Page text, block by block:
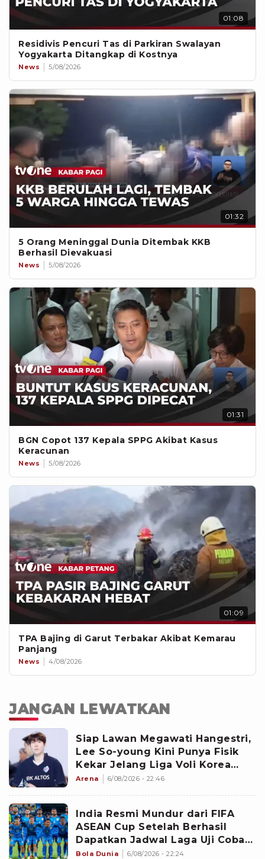
01:08
Residivis Pencuri Tas di Parkiran Swalayan
Yogyakarta Ditangkap di Kostnya
News 5/08/2026
01:32
5 Orang Meninggal Dunia Ditembak KKB
Berhasil Dievakuasi
News 5/08/2026
01:31
BGN Copot 137 Kepala SPPG Akibat Kasus
Keracunan
News 5/08/2026
01:09
TPA Bajing di Garut Terbakar Akibat Kemarau
Panjang
News 4/08/2026
JANGAN LEWATKAN
Siap Lawan Megawati Hangestri,
Lee So-young Kini Punya Fisik
Kekar Jelang Liga Voli Korea
2026-2027
Arena 6/08/2026 - 22:46
India Resmi Mundur dari FIFA
ASEAN Cup Setelah Berhasil
Dapatkan Jadwal Laga Uji Coba
Internasional Vs Brasil?
Bola Dunia 6/08/2026 - 22:24